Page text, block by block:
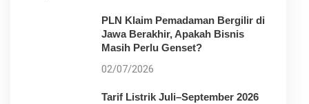
PLN Klaim Pemadaman Bergilir di
Jawa Berakhir, Apakah Bisnis
Masih Perlu Genset?
02/07/2026
Tarif Listrik Juli–September 2026